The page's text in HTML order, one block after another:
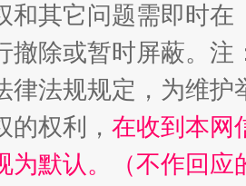
的“隐身衣” 如何以
和其它问题需即时在
撤除或暂时屏蔽。
律法规规定，为维
的权利， 在收到本网
为默认。（不作回应